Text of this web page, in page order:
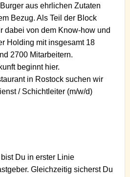
aus ehrlichen Zutaten
Bezug. Als Teil der Block
dabei von dem Know-how und
Holding mit insgesamt 18
2700 Mitarbeitern.
beginnt hier.
in Rostock suchen wir
/ Schichtleiter (m/w/d)
Du in erster Linie
Gleichzeitig sicherst Du